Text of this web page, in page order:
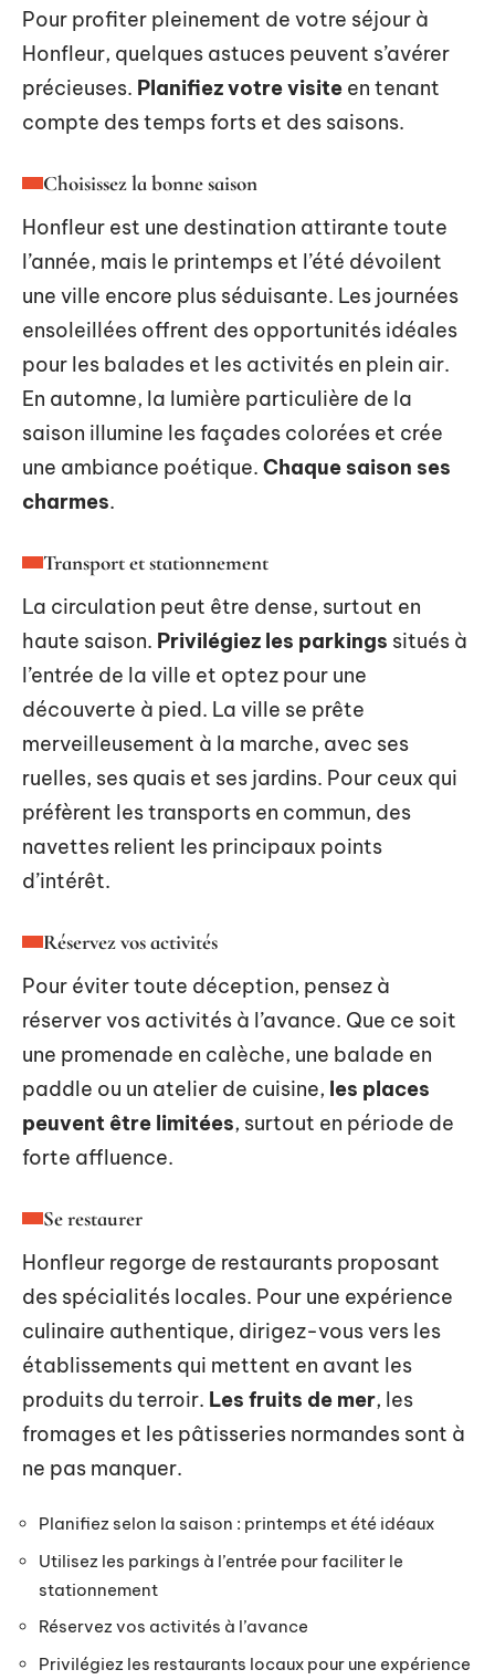
Pour profiter pleinement de votre séjour à
Honfleur, quelques astuces peuvent s’avérer
précieuses. Planifiez votre visite en tenant
compte des temps forts et des saisons.
Choisissez la bonne saison
Honfleur est une destination attirante toute
l’année, mais le printemps et l’été dévoilent
une ville encore plus séduisante. Les journées
ensoleillées offrent des opportunités idéales
pour les balades et les activités en plein air.
En automne, la lumière particulière de la
saison illumine les façades colorées et crée
une ambiance poétique. Chaque saison ses
charmes.
Transport et stationnement
La circulation peut être dense, surtout en
haute saison. Privilégiez les parkings situés à
l’entrée de la ville et optez pour une
découverte à pied. La ville se prête
merveilleusement à la marche, avec ses
ruelles, ses quais et ses jardins. Pour ceux qui
préfèrent les transports en commun, des
navettes relient les principaux points
d’intérêt.
Réservez vos activités
Pour éviter toute déception, pensez à
réserver vos activités à l’avance. Que ce soit
une promenade en calèche, une balade en
paddle ou un atelier de cuisine, les places
peuvent être limitées, surtout en période de
forte affluence.
Se restaurer
Honfleur regorge de restaurants proposant
des spécialités locales. Pour une expérience
culinaire authentique, dirigez-vous vers les
établissements qui mettent en avant les
produits du terroir. Les fruits de mer, les
fromages et les pâtisseries normandes sont à
ne pas manquer.
Planifiez selon la saison : printemps et été idéaux
Utilisez les parkings à l’entrée pour faciliter le
stationnement
Réservez vos activités à l’avance
Privilégiez les restaurants locaux pour une expérience